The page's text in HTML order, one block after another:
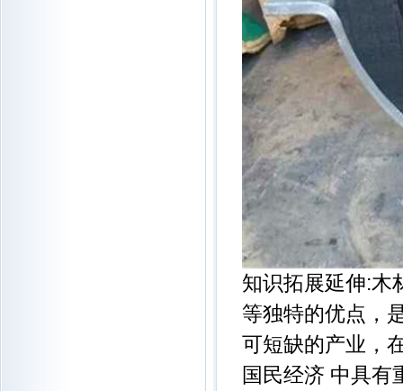
知识拓展延伸:木
等独特的优点，
可短缺的产业，
国民经济 中具有